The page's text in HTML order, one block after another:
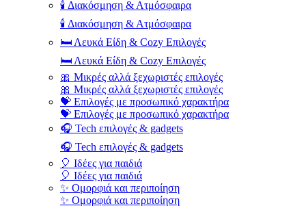
🕯️ Διακόσμηση & Ατμόσφαιρα
🕯️ Διακόσμηση & Ατμόσφαιρα
🛏️ Λευκά Είδη & Cozy Επιλογές
🛏️ Λευκά Είδη & Cozy Επιλογές
🎀 Μικρές αλλά ξεχωριστές επιλογές
🎀 Μικρές αλλά ξεχωριστές επιλογές
💝 Επιλογές με προσωπικό χαρακτήρα
💝 Επιλογές με προσωπικό χαρακτήρα
🎧 Tech επιλογές & gadgets
🎧 Tech επιλογές & gadgets
🎈 Ιδέες για παιδιά
🎈 Ιδέες για παιδιά
✨ Ομορφιά και περιποίηση
✨ Ομορφιά και περιποίηση